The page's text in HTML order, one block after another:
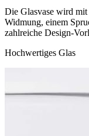
Die Glasvase wird
Widmung, einem
zahlreiche Design-
Hochwertiges Glas